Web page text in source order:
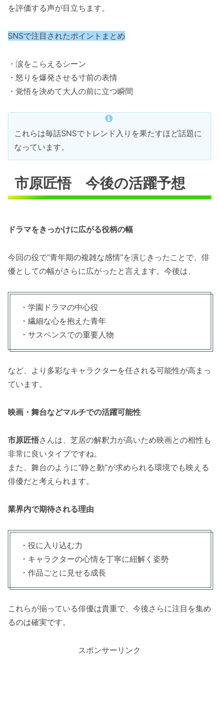
を評価する声が目立ちます。
SNSで注目されたポイントまとめ
・涙をこらえるシーン
・怒りを爆発させる寸前の表情
・覚悟を決めて大人の前に立つ瞬間
これらは毎話SNSでトレンド入りを果たすほど話題に
なっています。
市原匠悟 今後の活躍予想
ドラマをきっかけに広がる役柄の幅
今回の役で“青年期の複雑な感情”を演じきったことで、俳
優としての幅がさらに広がったと言えます。今後は、
・学園ドラマの中心役
・繊細な心を抱えた青年
・サスペンスでの重要人物
など、より多彩なキャラクターを任される可能性が高まっ
ています。
映画・舞台などマルチでの活躍可能性
市原匠悟さんは、芝居の解釈力が高いため映画との相性も
非常に良いタイプですね。
また、舞台のように“静と動”が求められる環境でも映える
俳優だと考えられます。
業界内で期待される理由
・役に入り込む力
・キャラクターの心情を丁寧に紐解く姿勢
・作品ごとに見せる成長
これらが揃っている俳優は貴重で、今後さらに注目を集め
るのは確実です。
スポンサーリンク